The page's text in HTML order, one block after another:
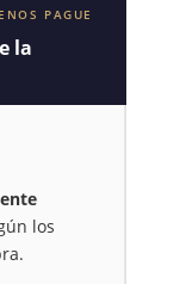
PAGUE
la
los